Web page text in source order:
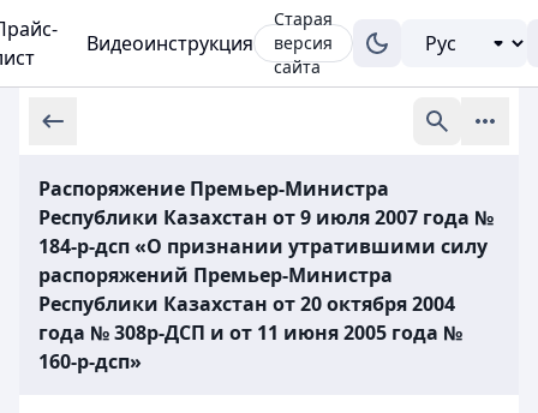
Видеоинструкция
Старая
версия
сайта
Распоряжение Премьер-Министра
Республики Казахстан от 9 июля 2007 года №
184-р-дсп «О признании утратившими силу
распоряжений Премьер-Министра
Республики Казахстан от 20 октября 2004
года № 308р-ДСП и от 11 июня 2005 года №
160-р-дсп»